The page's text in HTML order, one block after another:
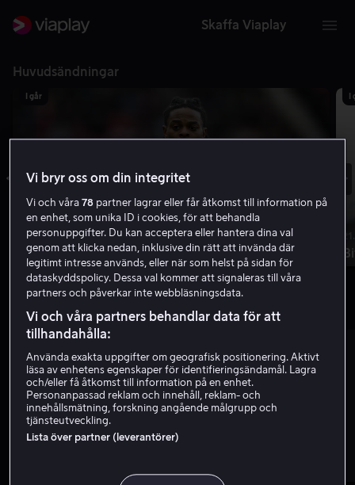
Skaffa Viaplay
Huvudsändningar
I går
18.55 | 2h 5m
Middlesbrough - Wrexham
Ligacupen Omgång 1
Populär sport
Vi bryr oss om din integritet
Vi och våra78 partner lagrar eller får åtkomst till information på
en enhet, som unika ID i cookies, för att behandla
personuppgifter. Du kan acceptera eller hantera dina val
genom att klicka nedan, inklusive din rätt att invända där
legitimt intresse används, eller när som helst på sidan för
dataskyddspolicy. Dessa val kommer att signaleras till våra
partners och påverkar inte webbläsningsdata.
Vi och våra partners behandlar data för att
tillhandahålla:
Använda exakta uppgifter om geografisk positionering. Aktivt
läsa av enhetens egenskaper för identifieringsändamål. Lagra
och/eller få åtkomst till information på en enhet.
Personanpassad reklam och innehåll, reklam- och
innehållsmätning, forskning angående målgrupp och
tjänsteutveckling.
Lista över partner (leverantörer)